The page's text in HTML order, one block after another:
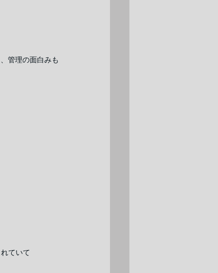
管理の面白みも
ていて